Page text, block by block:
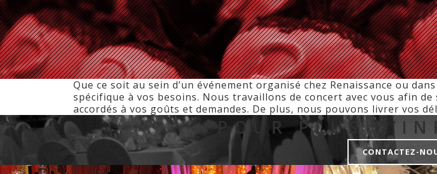
Que ce soit au sein d’un événement organisé chez Renaissance ou
spécifique à vos besoins. Nous travaillons de concert avec vous afin
accordés à vos goûts et demandes. De plus, nous pouvons livrer vos
POUR PLUS
CONTACTEZ-